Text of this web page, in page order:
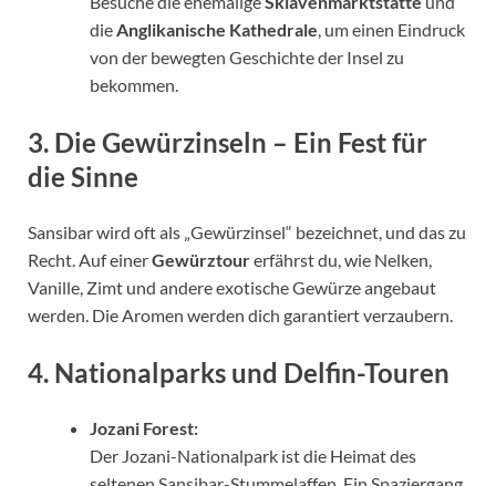
dieAnglikanische Kathedrale, um einen Eindruck
von der bewegten Geschichte der Insel zu
bekommen.
3. Die Gewürzinseln – Ein Fest für
die Sinne
Sansibar wird oft als „Gewürzinsel“ bezeichnet, und das zu
Recht. Auf einerGewürztourerfährst du, wie Nelken,
Vanille, Zimt und andere exotische Gewürze angebaut
werden. Die Aromen werden dich garantiert verzaubern.
4. Nationalparks und Delfin-Touren
Jozani Forest:
Der Jozani-Nationalpark ist die Heimat des